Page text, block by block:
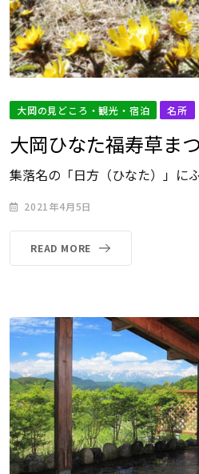
大岡の見どころ・観光・宿泊 名所
大岡ひなた福寿草ま
集落名の「日方（ひなた）」に
2021年4月5日
READ MORE